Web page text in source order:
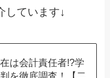
しています↓
は会計責任者!?学
を徹底調査！【二